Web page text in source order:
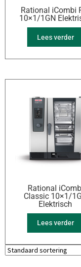
Rational iCombi
10×1/1GN
Lees verder
Rational
Classic 10×1/
Elektrisch
Lees verder